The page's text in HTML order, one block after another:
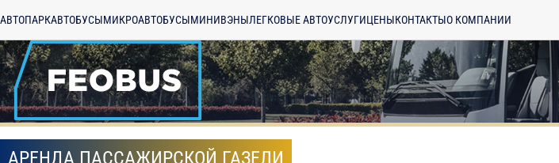
АВТОПАРКАВТОБУСЫМИКРОАВТОБУСЫМИНИВЭНЫЛЕГКОВЫЕ АВТОУСЛУГИЦЕНЫКОНТАКТЫО КОМПАНИИ
АРЕНДА ПАССАЖИРСКОЙ ГАЗЕЛИ